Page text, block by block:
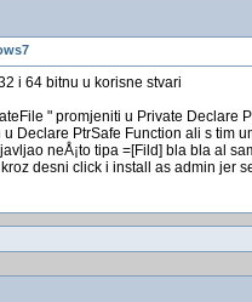
i 64 bitnu u korisne stvari
" promjeniti u Private Declare
Declare PtrSafe Function ali s tim
neÅ¡to tipa =[Fild] bla bla al
desni click i install as admin jer